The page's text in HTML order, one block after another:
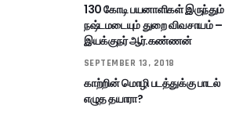
130 கோடி பயனாளிகள் இருந்தும்
நஷ்டமடையும் துறை விவசாயம் –
இயக்குநர் ஆர்.கண்ணன்
SEPTEMBER 13, 2018
காற்றின் மொழி படத்துக்கு பாடல்
எழுத தயாரா?